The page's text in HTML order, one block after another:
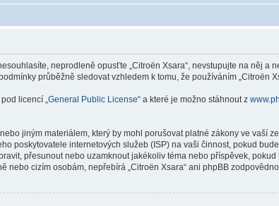
neprodleně opusťte „Citroën Xsara“, nevstupujte na něj
průběžně sledovat vzhledem k tomu, že používáním „Citroën
licencí „General Public License“ a které je možno stáhnout z
jiným materiálem, který by mohl porušovat platné zákony ve vaší
poskytovatele internetových služeb (ISP) na vaši činnost, pokud
přesunout nebo uzamknout jakékoliv téma nebo příspěvek,
nebo cizím osobám, nepřebírá „Citroën Xsara“ ani phpBB